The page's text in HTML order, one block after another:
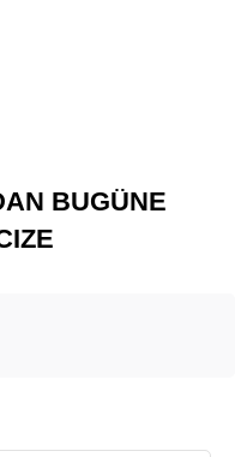
BUGÜNE